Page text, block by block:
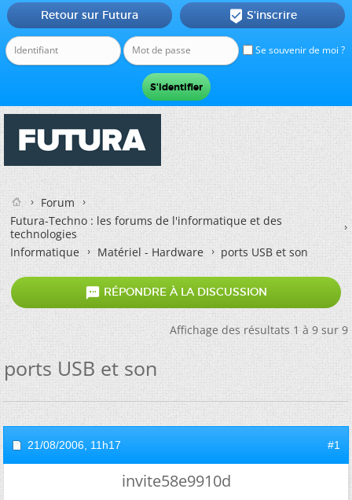
Se souvenir de moi ?
Retour sur Futura  S'inscrire
Forum
Futura-Techno : les forums de l'informatique et des
technologies
Informatique
Matériel - Hardware ports USB et son
 RÉPONDRE À LA DISCUSSION
Affichage des résultats 1 à 9 sur 9
ports USB et son
21/08/2006, 11h17 #1
invite58e9910d